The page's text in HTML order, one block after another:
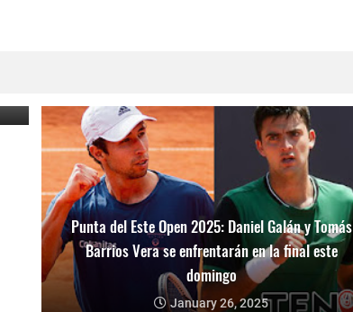
Punta del Este Open 2025: Daniel Galán y Tomás
Barrios Vera se enfrentarán en la final este
domingo
January 26, 2025